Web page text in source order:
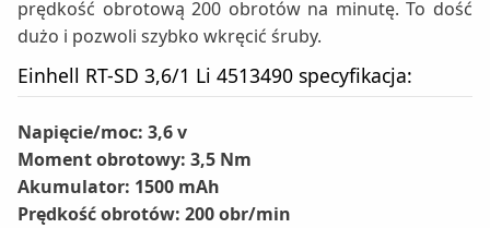
prędkość obrotową 200 obrotów na minutę. To dość
dużo i pozwoli szybko wkręcić śruby.
Einhell RT-SD 3,6/1 Li 4513490 specyfikacja:
Napięcie/moc: 3,6 v
Moment obrotowy: 3,5 Nm
Akumulator: 1500 mAh
Prędkość obrotów: 200 obr/min